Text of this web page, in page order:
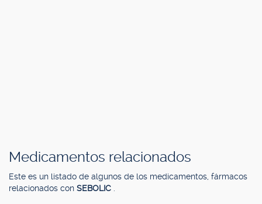
Medicamentos relacionados
Este es un listado de algunos de los medicamentos, fármacos
relacionados con SEBOLIC